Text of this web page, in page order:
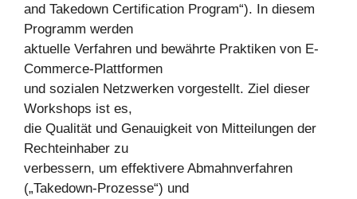
and Takedown Certification Program“). In diesem
Programm werden
aktuelle Verfahren und bewährte Praktiken von E-
Commerce-Plattformen
und sozialen Netzwerken vorgestellt. Ziel dieser
Workshops ist es,
die Qualität und Genauigkeit von Mitteilungen der
Rechteinhaber zu
verbessern, um effektivere Abmahnverfahren
(„Takedown-Prozesse“) und